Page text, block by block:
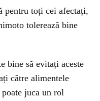
pentru toți cei afectați,
tolerează bine
bine să evitați aceste
către alimentele
juca un rol